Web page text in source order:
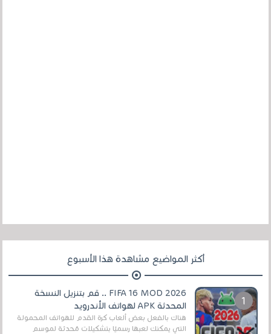
أكثر المواضيع مشاهدة هذا الأسبوع
FIFA 16 MOD 2026 .. قم بتنزيل النسخة
المحدثة APK لهواتف الأندرويد
هناك بالفعل بعض ألعاب كرة القدم للهواتف المحمولة
التي يمكنك لعبها رسميًا بتشكيلات مُحدثة لموسم